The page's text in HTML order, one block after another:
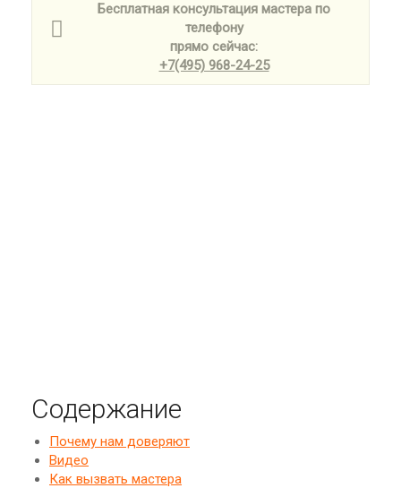
Бесплатная консультация мастера по
телефону
прямо сейчас:
+7(495) 968-24-25
Содержание
Почему нам доверяют
Видео
Как вызвать мастера